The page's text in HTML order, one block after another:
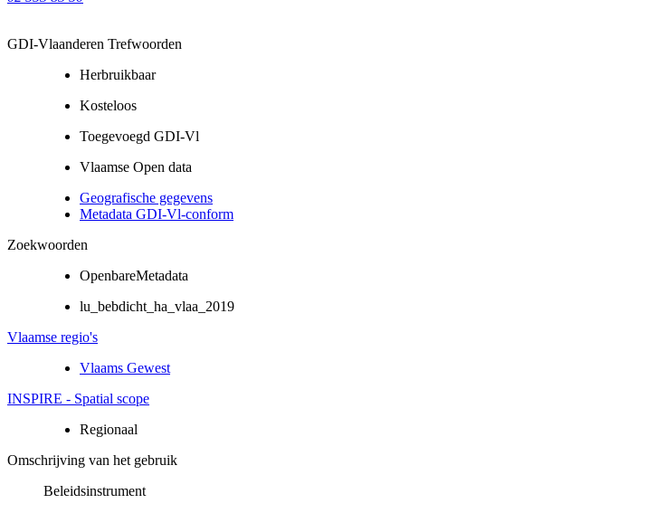
GDI-Vlaanderen Trefwoorden
Herbruikbaar
Kosteloos
Toegevoegd GDI-Vl
Vlaamse Open data
Geografische gegevens
Metadata GDI-Vl-conform
Zoekwoorden
OpenbareMetadata
lu_bebdicht_ha_vlaa_2019
Vlaamse regio's
Vlaams Gewest
INSPIRE - Spatial scope
Regionaal
Omschrijving van het gebruik
Beleidsinstrument